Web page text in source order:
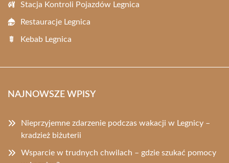
Stacja Kontroli Pojazdów Legnica
Restauracje Legnica
Kebab Legnica
NAJNOWSZE WPISY
Nieprzyjemne zdarzenie podczas wakacji w Legnicy –
kradzież biżuterii
Wsparcie w trudnych chwilach – gdzie szukać pomocy